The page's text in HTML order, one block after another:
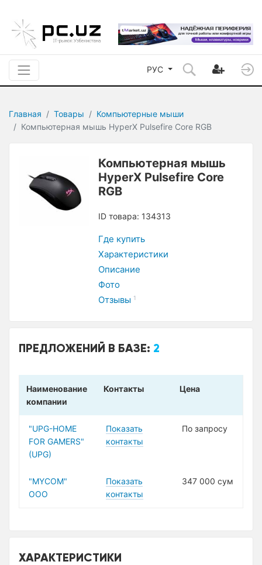
РУС
Главная Товары
Компьютерные мыши
Компьютерная мышь HyperX Pulsefire Core RGB
Компьютерная мышь
HyperX Pulsefire Core
RGB
ID товара: 134313
Где купить
Характеристики
Описание
Фото
Отзывы 1
ПРЕДЛОЖЕНИЙ В БАЗЕ: 2
Наименование
компании
Контакты Цена
"UPG-HOME
FOR GAMERS"
(UPG)
Показать
контакты
По запросу
"MYCOM"
ООО
Показать
контакты
347 000 сум
ХАРАКТЕРИСТИКИ